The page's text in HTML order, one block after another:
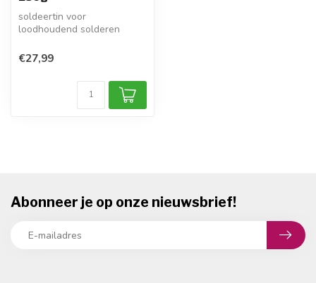
soldeertin voor
loodhoudend solderen
inhoud: 250 gram
type: S...
€27,99
Abonneer je op onze nieuwsbrief!